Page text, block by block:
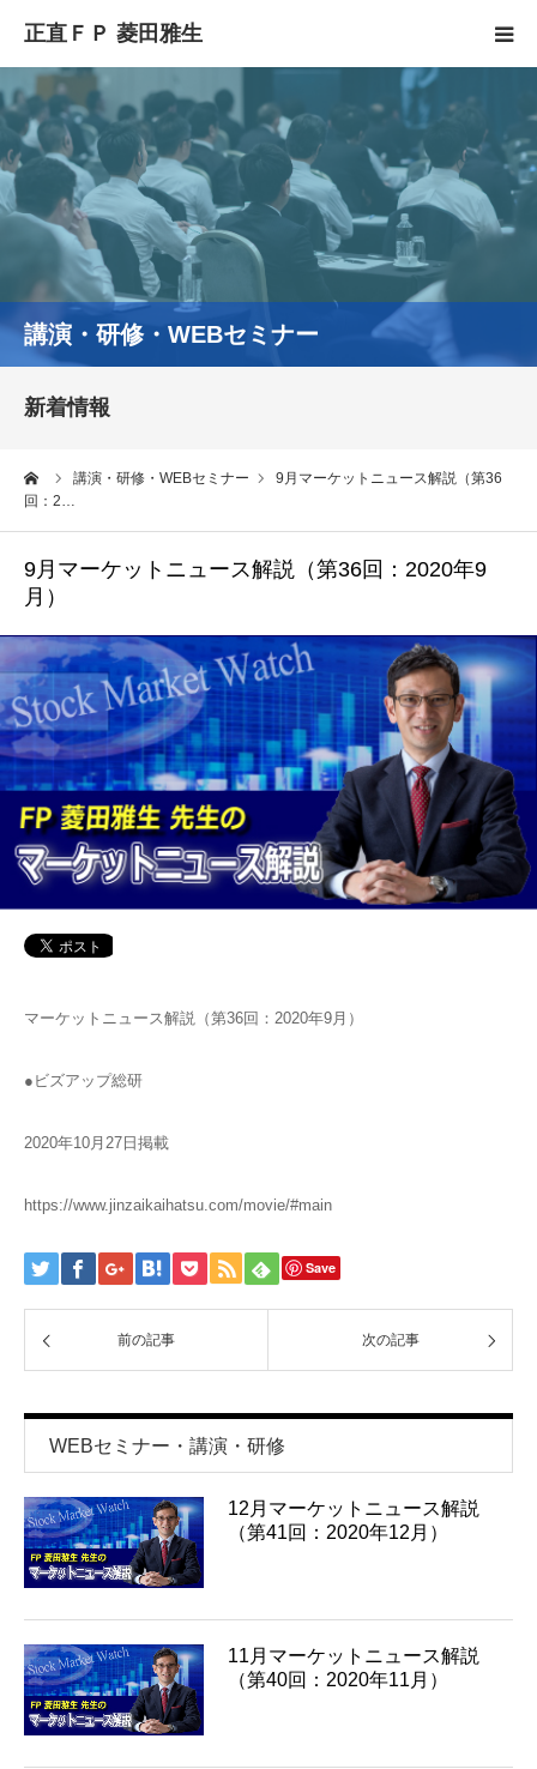
講演・研修・WEBセミナー
新着情報
講演・研修・WEBセミナー
9月マーケットニュース解説（第36
回：2…
9月マーケットニュース解説（第36回：2020年9
月）
マーケットニュース解説（第36回：2020年9月）
●ビズアップ総研
2020年10月27日掲載
https://www.jinzaikaihatsu.com/movie/#main
Save
前の記事 次の記事
WEBセミナー・講演・研修
12月マーケットニュース解説
（第41回：2020年12月）
11月マーケットニュース解説
（第40回：2020年11月）
HOME
正直FPとは
YouTube
コラム